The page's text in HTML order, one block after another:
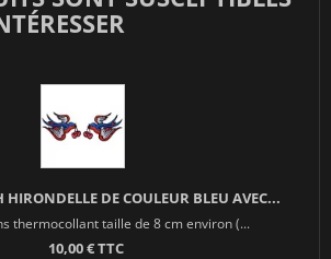
HIRONDELLE DE COULEUR BLEU AVEC...
thermocollant taille de 8 cm environ (...
10,00 € TTC